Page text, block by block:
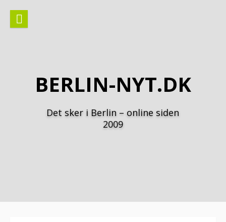
indhold
BERLIN-NYT.DK
Det sker i Berlin – online siden
2009